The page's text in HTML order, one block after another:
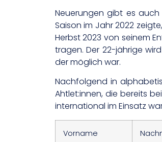
Neuerungen gibt es auch
Saison im Jahr 2022
Herbst 2023 von seinem
tragen. Der 22-jährige
der möglich war.
Nachfolgend in
Ahtlet:innen, die bereits
international im Einsatz
Vorname